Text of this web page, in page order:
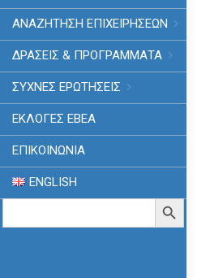
ΑΝΑΖΗΤΗΣΗ ΕΠΙΧΕΙΡΗΣΕΩΝ
ΔΡΑΣΕΙΣ & ΠΡΟΓΡΑΜΜΑΤΑ
ΣΥΧΝΕΣ ΕΡΩΤΗΣΕΙΣ
ΕΚΛΟΓΈΣ ΕΒΕΑ
ΕΠΙΚΟΙΝΩΝΙΑ
ENGLISH
Search
Search Button